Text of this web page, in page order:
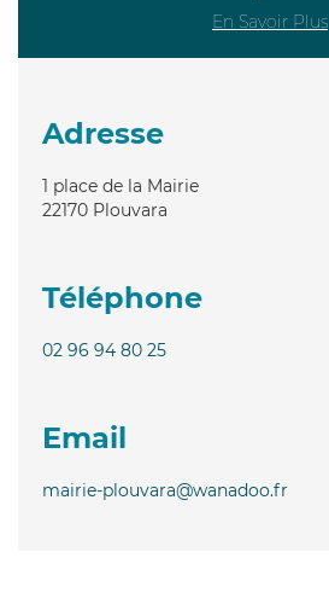
En Savoir Plus
Adresse
1 place de la Mairie
22170 Plouvara
Téléphone
02 96 94 80 25
Email
mairie-plouvara@wanadoo.fr